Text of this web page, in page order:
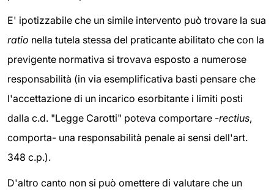
E' ipotizzabile che un simile intervento può trovare la sua
ratio nella tutela stessa del praticante abilitato che con la
previgente normativa si trovava esposto a numerose
responsabilità (in via esemplificativa basti pensare che
l'accettazione di un incarico esorbitante i limiti posti
dalla c.d. "Legge Carotti" poteva comportare -rectius,
comporta- una responsabilità penale ai sensi dell'art.
348 c.p.).
D'altro canto non si può omettere di valutare che un